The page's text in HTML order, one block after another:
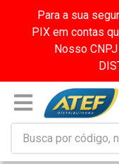
Para a sua
PIX em contas
Nosso